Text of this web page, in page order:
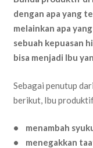
dengan apa yang
melainkan apa
sebuah kepuasan
bisa menjadi Ibu
Sebagai penutup
berikut, Ibu
• menambah
• menegakkan